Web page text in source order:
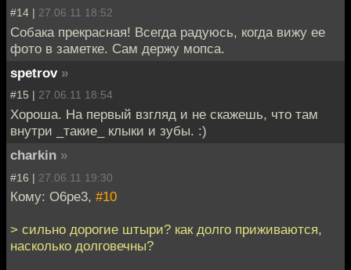
#14 | 27.06.11 18:52
Собака прекрасная! Всегда радуюсь, когда вижу ее
фото в заметке. Сам держу мопса.
spetrov »
#15 | 27.06.11 18:54
Хороша. На первый взгляд и не скажешь, что там
внутри _такие_ клыки и зубы. :)
charkin »
#16 | 27.06.11 19:30
Кому: O6pe3, #10
> сильно дорогие штыри? как долго приживаются,
насколько долговечны?